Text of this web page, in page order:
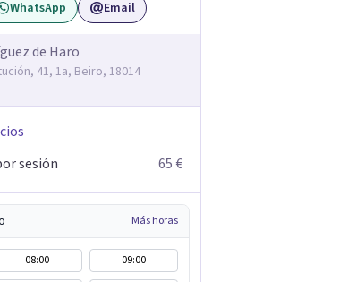
WhatsApp Email
de Haro
41, 1a, Beiro, 18014
sesión
65 €
Más horas
08:00
09:00